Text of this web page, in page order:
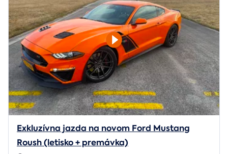
Exkluzívna jazda na novom Ford Mustang
Roush (letisko + premávka)